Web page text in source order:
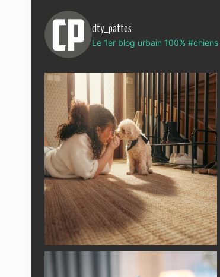
city_pattes
Le 1er blog urbain 100%